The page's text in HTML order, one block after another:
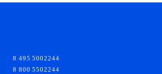
8 495 5002244
8 800 5502244